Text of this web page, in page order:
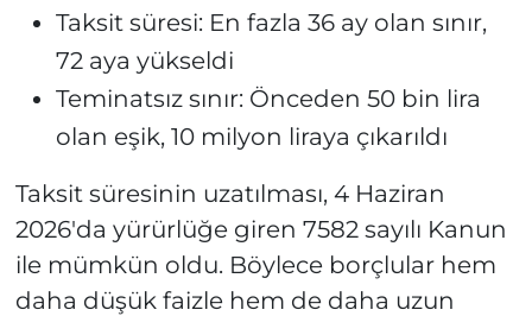
Taksit süresi: En fazla 36 ay olan sınır,
72 aya yükseldi
Teminatsız sınır: Önceden 50 bin lira
olan eşik, 10 milyon liraya çıkarıldı
Taksit süresinin uzatılması, 4 Haziran
2026'da yürürlüğe giren 7582 sayılı Kanun
ile mümkün oldu. Böylece borçlular hem
daha düşük faizle hem de daha uzun